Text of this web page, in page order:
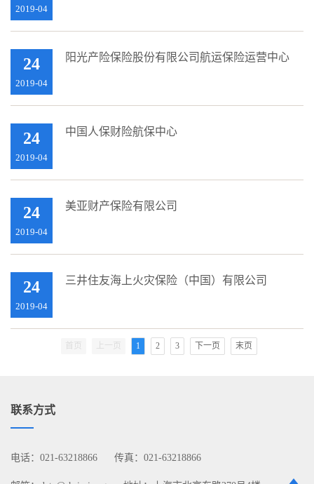
2019-04
24
2019-04
阳光产险保险股份有限公司航运保险运营中心
24
2019-04
中国人保财险航保中心
24
2019-04
美亚财产保险有限公司
24
2019-04
三井住友海上火灾保险（中国）有限公司
首页 上一页 1 2 3 下一页 末页
联系方式
电话：021-63218866 传真：021-63218866